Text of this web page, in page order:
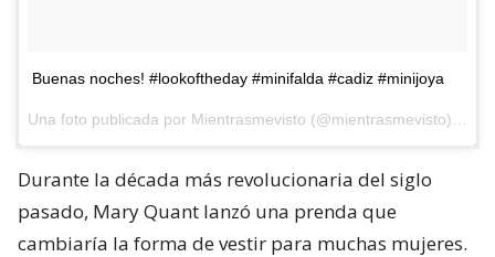
Buenas noches! #lookoftheday #minifalda #cadiz #minijoya
Durante la década más revolucionaria del siglo
pasado, Mary Quant lanzó una prenda que
cambiaría la forma de vestir para muchas mujeres.